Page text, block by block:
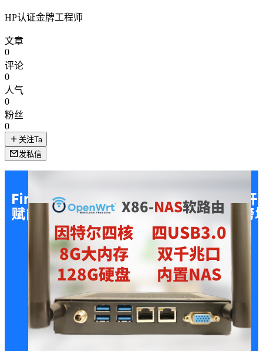
HP认证金牌工程师
文章
0
评论
0
人气
0
粉丝
0
关注Ta
发私信